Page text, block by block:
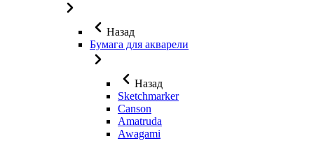
Назад
Бумага для акварели
Назад
Sketchmarker
Canson
Amatruda
Awagami